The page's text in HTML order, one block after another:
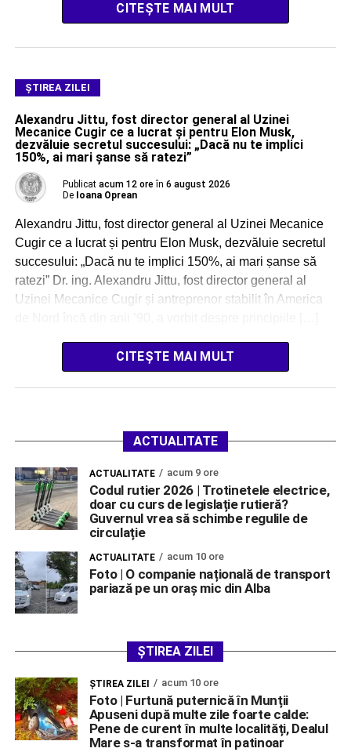
CITEȘTE MAI MULT
ŞTIREA ZILEI
Alexandru Jittu, fost director general al Uzinei
Mecanice Cugir ce a lucrat și pentru Elon Musk,
dezvăluie secretul succesului: „Dacă nu te implici
150%, ai mari șanse să ratezi”
Publicat acum 12 ore în 6 august 2026
De Ioana Oprean
Alexandru Jittu, fost director general al Uzinei Mecanice
Cugir ce a lucrat și pentru Elon Musk, dezvăluie secretul
succesului: „Dacă nu te implici 150%, ai mari șanse să
ratezi” Dr. ing. Alexandru Jittu, fost director general al
Uzinei Mecanice Cugir și antreprenor stabilit în America
CITEȘTE MAI MULT
ACTUALITATE
ACTUALITATE acum 9 ore
Codul rutier 2026 | Trotinetele electrice,
doar cu curs de legislație rutieră?
Guvernul vrea să schimbe regulile de
circulație
ACTUALITATE acum 10 ore
Foto | O companie națională de transport
pariază pe un oraș mic din Alba
ȘTIREA ZILEI
ŞTIREA ZILEI acum 10 ore
Foto | Furtună puternică în Munții
Apuseni după multe zile foarte calde:
Pene de curent în multe localități, Dealul
Mare s-a transformat în patinoar